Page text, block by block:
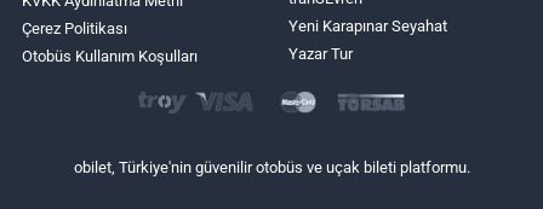
Çerez Politikası
Otobüs Kullanım Koşulları
Yeni Karapınar Seyahat
Yazar Tur
obilet, Türkiye'nin güvenilir otobüs ve uçak bileti platformu.